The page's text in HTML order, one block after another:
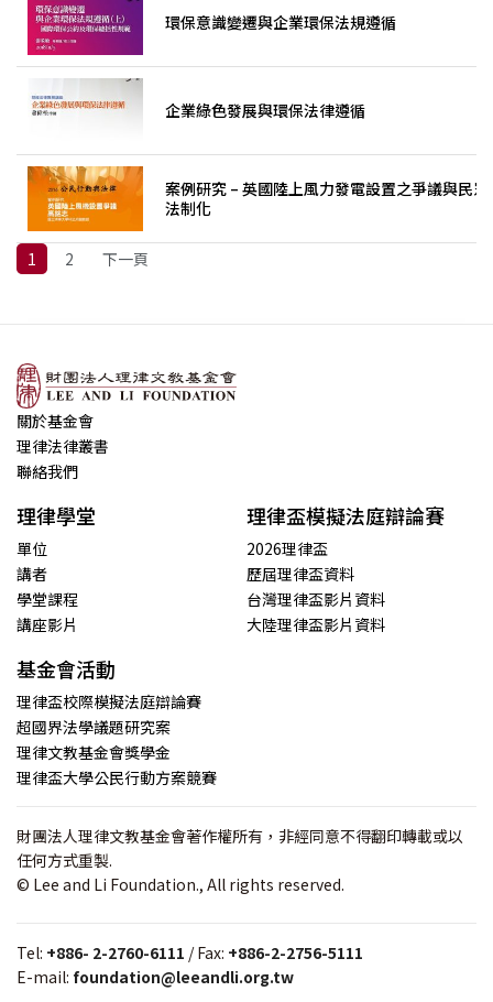
環保意識變遷與企業環保法規遵循
企業綠色發展與環保法律遵循
案例研究 – 英國陸上風力發電設置之爭議與民
法制化
1 2 下一頁
關於基金會
理律法律叢書
聯絡我們
理律學堂
單位
講者
學堂課程
講座影片
理律盃模擬法庭辯論賽
2026理律盃
歷屆理律盃資料
台灣理律盃影片資料
大陸理律盃影片資料
基金會活動
理律盃校際模擬法庭辯論賽
超國界法學議題研究案
理律文教基金會獎學金
理律盃大學公民行動方案競賽
財團法人理律文教基金會著作權所有，非經同意不得翻印轉載或以
任何方式重製.
© Lee and Li Foundation., All rights reserved.
Tel: +886- 2-2760-6111 / Fax: +886-2-2756-5111
E-mail: foundation@leeandli.org.tw